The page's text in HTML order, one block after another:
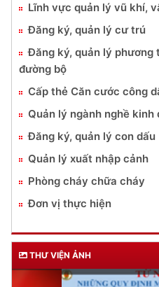
Lĩnh vực quản lý vũ khí,
Đăng ký, quản lý cư trú
Đăng ký, quản lý phương
đường bộ
Cấp thẻ Căn cước công
Quản lý ngành nghề
Đăng ký, quản lý con dấu
Quản lý xuất nhập cảnh
Phòng cháy chữa cháy
Đơn vị thực hiện
THƯ VIỆN ẢNH